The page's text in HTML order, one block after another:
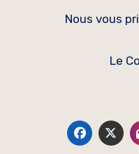
Nous vous
Le